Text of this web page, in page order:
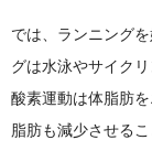
では、ランニング
グは水泳やサイク
酸素運動は体脂肪
脂肪も減少させる